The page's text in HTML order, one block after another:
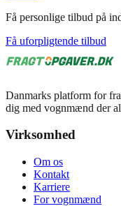
Få personlige tilbud på
Få uforpligtende tilbud
Danmarks platform for
dig med vognmænd der
Virksomhed
Om os
Kontakt
Karriere
For vognmænd